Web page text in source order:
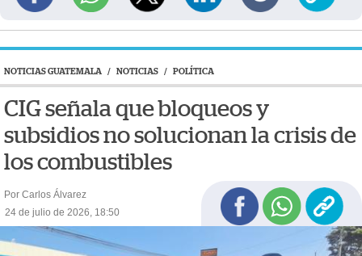
NOTICIAS GUATEMALA / NOTICIAS / POLÍTICA
CIG señala que bloqueos y
subsidios no solucionan la crisis de
los combustibles
Por Carlos Álvarez
24 de julio de 2026, 18:50